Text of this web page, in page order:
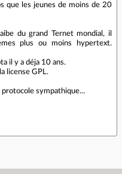
que les jeunes de moins de 20
du grand Ternet mondial, il
plus ou moins hypertext.
il y a déja 10 ans.
license GPL.
sympathique...